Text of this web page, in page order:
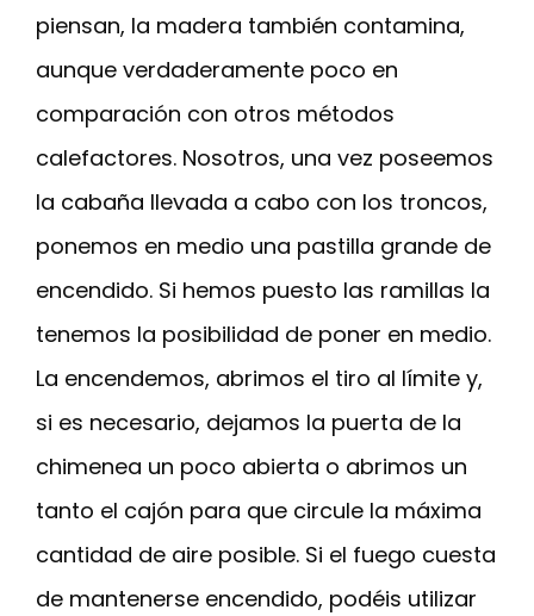
piensan, la madera también contamina,
aunque verdaderamente poco en
comparación con otros métodos
calefactores. Nosotros, una vez poseemos
la cabaña llevada a cabo con los troncos,
ponemos en medio una pastilla grande de
encendido. Si hemos puesto las ramillas la
tenemos la posibilidad de poner en medio.
La encendemos, abrimos el tiro al límite y,
si es necesario, dejamos la puerta de la
chimenea un poco abierta o abrimos un
tanto el cajón para que circule la máxima
cantidad de aire posible. Si el fuego cuesta
de mantenerse encendido, podéis utilizar